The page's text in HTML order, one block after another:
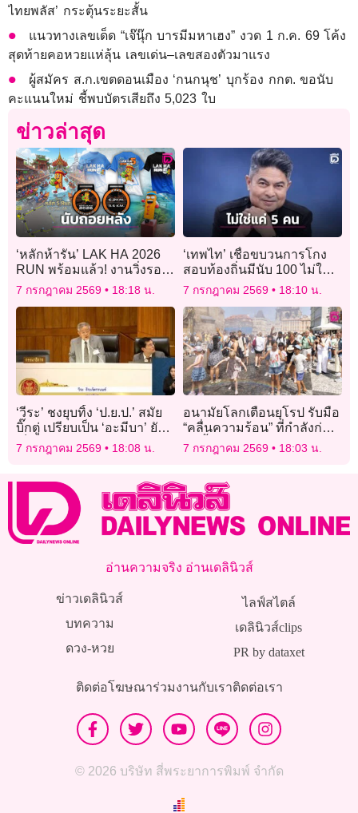
ไทยพลัส’ กระตุ้นระยะสั้น
แนวทางเลขเด็ด “เจ๊นุ๊ก บารมีมหาเฮง” งวด 1 ก.ค. 69 โค้ง
สุดท้ายคอหวยแห่ลุ้น เลขเด่น–เลขสองตัวมาแรง
ผู้สมัคร ส.ก.เขตดอนเมือง ‘กนกนุช’ บุกร้อง กกต. ขอนับ
คะแนนใหม่ ชี้พบบัตรเสียถึง 5,023 ใบ
ข่าวล่าสุด
‘หลักห้ารัน’ LAK HA 2026
RUN พร้อมแล้ว! งานวิ่งรอย
ต่อ 2 จังหวัดราชบุรี-
สมุทรสาคร
7 กรกฎาคม 2569 18:18 น.
‘เทพไท’ เชื่อขบวนการโกง
สอบท้องถิ่นมีนับ 100 ไม่ใช่
แค่ 5 คน
7 กรกฎาคม 2569 18:10 น.
‘วีระ’ ชงยุบทิ้ง ‘ป.ย.ป.’ สมัย
บิ๊กตู่ เปรียบเป็น ‘อะมีบา’ ยัง
เล็กแบ่งตัวไม่มาก แต่หน่วย
งานไร้ภารกิจ
7 กรกฎาคม 2569 18:08 น.
อนามัยโลกเตือนยุโรป รับมือ
“คลื่นความร้อน” ที่กำลังก่อ
ตัวขึ้นอีกระลอก
7 กรกฎาคม 2569 18:03 น.
อ่านความจริง อ่านเดลินิวส์
ข่าวเดลินิวส์
บทความ
ดวง-หวย
ไลฟ์สไตล์
เดลินิวส์clips
PR by dataxet
ติดต่อโฆษณาร่วมงานกับเราติดต่อเรา
© 2026 บริษัท สี่พระยาการพิมพ์ จำกัด